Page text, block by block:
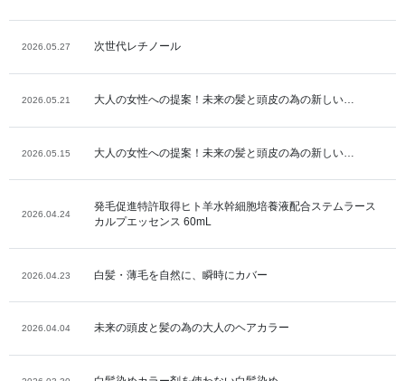
2026.05.27 次世代レチノール
2026.05.21 大人の女性への提案！未来の髪と頭皮の為の新しい…
2026.05.15 大人の女性への提案！未来の髪と頭皮の為の新しい…
2026.04.24
発毛促進特許取得ヒト羊水幹細胞培養液配合ステムラース
カルプエッセンス 60mL
2026.04.23 白髪・薄毛を自然に、瞬時にカバー
2026.04.04 未来の頭皮と髪の為の大人のヘアカラー